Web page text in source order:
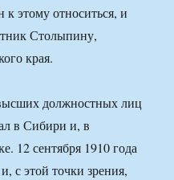
этому относиться, и
Столыпину,
края.
должностных лиц
в Сибири и, в
12 сентября 1910 года
с этой точки зрения,